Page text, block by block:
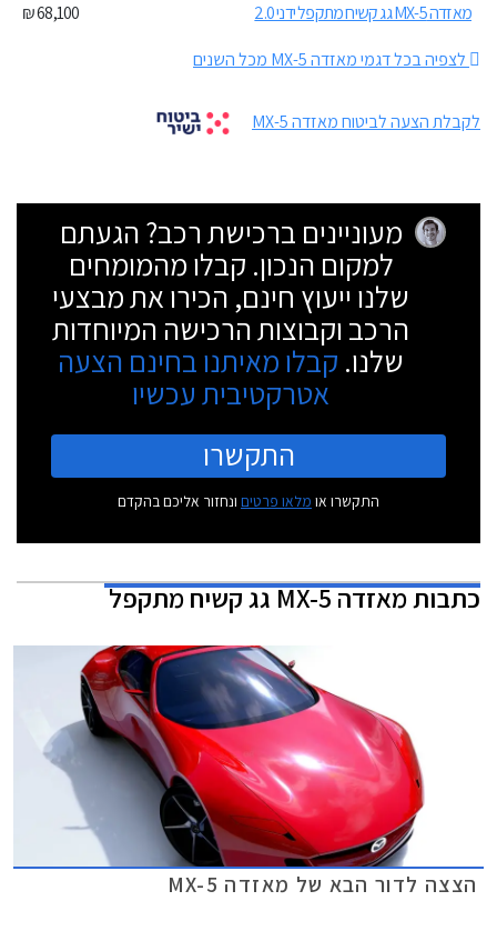
מאזדה MX-5 גג קשיח מתקפל ידני 2.0
68,100 ₪
לצפיה בכל דגמי מאזדה MX-5 מכל השנים
לקבלת הצעה לביטוח מאזדה MX-5
מעוניינים ברכישת רכב? הגעתם
למקום הנכון. קבלו מהמומחים
שלנו ייעוץ חינם, הכירו את מבצעי
הרכב וקבוצות הרכישה המיוחדות
שלנו. קבלו מאיתנו בחינם הצעה
אטרקטיבית עכשיו
התקשרו
התקשרו או מלאו פרטים ונחזור אליכם בהקדם
כתבותמאזדה MX-5 גג קשיח מתקפל
הצצה לדור הבא של מאזדה MX-5